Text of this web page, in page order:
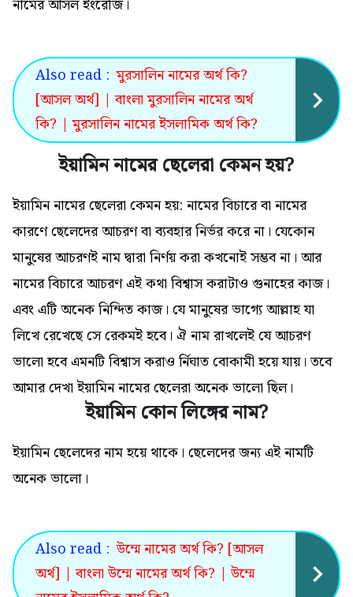
নামের আসল ইংরেজি।
Also read : মুরসালিন নামের অর্থ কি?
[আসল অর্থ] | বাংলা মুরসালিন নামের অর্থ
কি? | মুরসালিন নামের ইসলামিক অর্থ কি?
ইয়ামিন নামের ছেলেরা কেমন হয়?
ইয়ামিন নামের ছেলেরা কেমন হয়: নামের বিচারে বা নামের
কারণে ছেলেদের আচরণ বা ব্যবহার নির্ভর করে না। যেকোন
মানুষের আচরণই নাম দ্বারা নির্ণয় করা কখনোই সম্ভব না। আর
নামের বিচারে আচরণ এই কথা বিশ্বাস করাটাও গুনাহের কাজ।
এবং এটি অনেক নিন্দিত কাজ। যে মানুষের ভাগ্যে আল্লাহ যা
লিখে রেখেছে সে রেকমই হবে। ঐ নাম রাখলেই যে আচরণ
ভালো হবে এমনটি বিশ্বাস করাও র্নিঘাত বোকামী হয়ে যায়। তবে
আমার দেখা ইয়ামিন নামের ছেলেরা অনেক ভালো ছিল।
ইয়ামিন কোন লিঙ্গের নাম?
ইয়ামিন ছেলেদের নাম হয়ে থাকে। ছেলেদের জন্য এই নামটি
অনেক ভালো ।
Also read : উম্মে নামের অর্থ কি? [আসল
অর্থ] | বাংলা উম্মে নামের অর্থ কি? | উম্মে